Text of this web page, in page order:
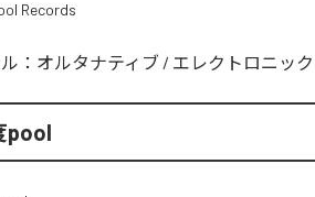
Records
： オルタナティブ / エレクトロニック
pool